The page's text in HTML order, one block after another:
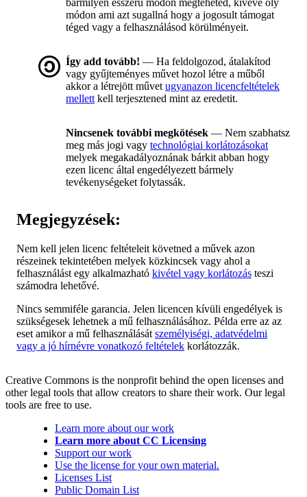
bármilyen ésszerű módon megteheted, kivéve oly
módon ami azt sugallná hogy a jogosult támogat
téged vagy a felhasználásod körülményeit.
Így add tovább! — Ha feldolgozod, átalakítod
vagy gyűjteményes művet hozol létre a műből
akkor a létrejött művet ugyanazon licencfeltételek
mellett kell terjesztened mint az eredetit.
Nincsenek további megkötések — Nem szabhatsz
meg más jogi vagy technológiai korlátozásokat
melyek megakadályoznának bárkit abban hogy
ezen licenc által engedélyezett bármely
tevékenységeket folytassák.
Megjegyzések:
Nem kell jelen licenc feltételeit követned a művek azon
részeinek tekintetében melyek közkincsek vagy ahol a
felhasználást egy alkalmazható kivétel vagy korlátozás teszi
számodra lehetővé.
Nincs semmiféle garancia. Jelen licencen kívüli engedélyek is
szükségesek lehetnek a mű felhasználásához. Példa erre az az
eset amikor a mű felhasználását személyiségi, adatvédelmi
vagy a jó hírnévre vonatkozó feltételek korlátozzák.
Creative Commons is the nonprofit behind the open licenses and
other legal tools that allow creators to share their work. Our legal
tools are free to use.
Learn more about our work
Learn more about CC Licensing
Support our work
Use the license for your own material.
Licenses List
Public Domain List